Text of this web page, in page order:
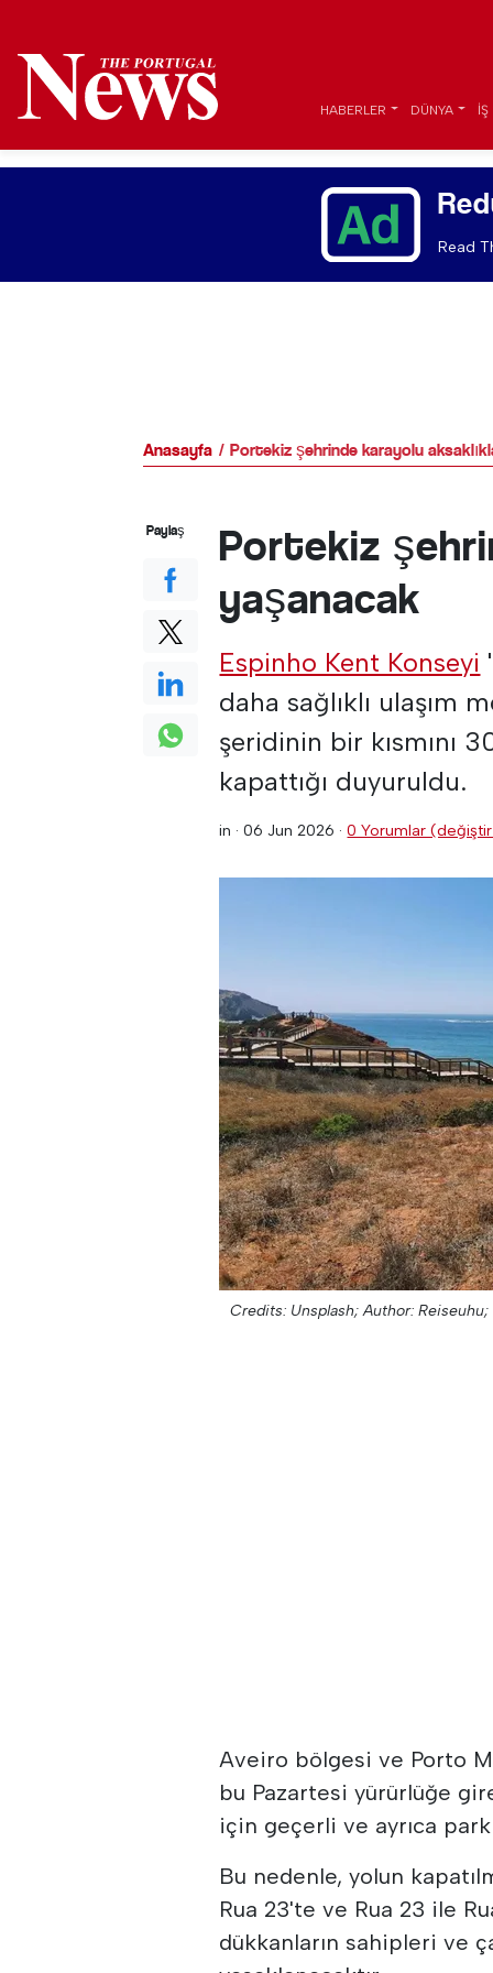
HABERLER DÜNYA İŞ
Read
Anasayfa Portekiz şehrinde karayolu
Portekiz
yaşanacak
Espinho Kent Konseyi
daha sağlıklı ulaşım
şeridinin bir kısmını
kapattığı duyuruldu.
in ·06 Jun 2026 ·0 Yorumlar
Credits: Unsplash; Author: Reiseuhu;
Aveiro bölgesi ve Porto
bu Pazartesi yürürlüğe
için geçerli ve ayrıca park
Bu nedenle, yolun
Rua 23'te ve Rua 23 ile
dükkanların sahipleri ve
Paylaş